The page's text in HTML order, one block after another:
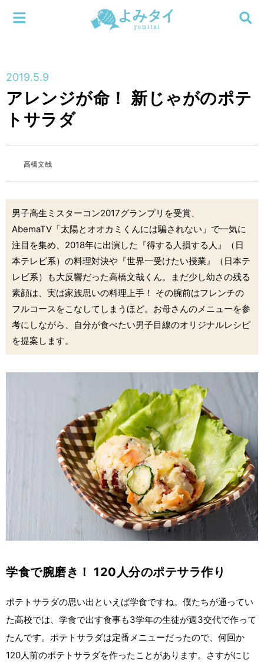
特集
編集部
検索する
メニューを閉じる
2019.5.9
アレンジが命！ 新じゃがのポテ
トサラダ
高橋文哉
男子高生ミスターコン2017グランプリを受賞、
AbemaTV「太陽とオオカミくんには騙されない」で一気に
注目を集め、2018年に出演した『得する人損する人』（日
本テレビ系）の料理対決や『世界一受けたい授業』（日本テ
レビ系）も大反響だった高橋文哉くん。まだ少し幼さの残る
素顔は、実は家族思いの料理上手！ その腕前はフレンチの
フルコースをこなしてしまうほど。お母さんのメニューを参
考にしながら、自分が食べたい男子目線のオリジナルレシピ
を提案します。
学食で腕磨き！ 120人分のポテサラ作り
ポテトサラダの思い出といえば学食ですね。僕たちが通ってい
た高校では、学食で出す食事も3学年の生徒が週3交代で作って
たんです。ポテトサラダは定番メニューだったので、何回か
120人前のポテトサラダを作ったことがあります。さすがにじ